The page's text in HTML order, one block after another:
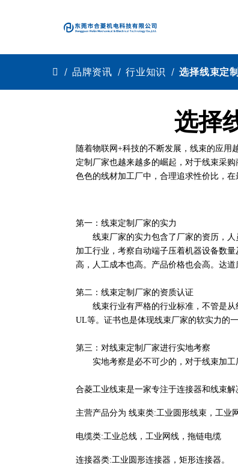
品牌资讯 行业知识 选择线束定
选择
随着物联网+科技的不断发展，线束的应用
定制厂家也越来越多的崛起，对于线束采
色色的线材加工厂中，合理追求性价比，
第一：线束定制厂家的实力
线束厂家的实力包含了厂家的资历，人
加工行业，考察自动端子压着机器设备数
高，人工成本也高。产品价格也会高。达
第二：线束定制厂家的资质认证
线束行业有严格的行业标准，不管是从
UL等。证书也是体现线束厂家的软实力的一
第三：对线束定制厂家进行实地考察
实地考察是必不可少的，对于线束加工
合菱工业线束是一家专注于连接器和线束解
主营产品分为 线束类:工业圆形线束，工业
电缆类:工业总线，工业网线，拖链电缆
连接器类:工业圆形连接器，矩形连接器。